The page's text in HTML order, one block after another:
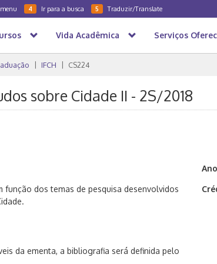
4 Ir para a busca 5 Traduzir/Translate
Vida Acadêmica Serviços
IFCH CS224
sobre Cidade II - 2S/2018
dos temas de pesquisa desenvolvidos
da ementa, a bibliografia será definida pelo